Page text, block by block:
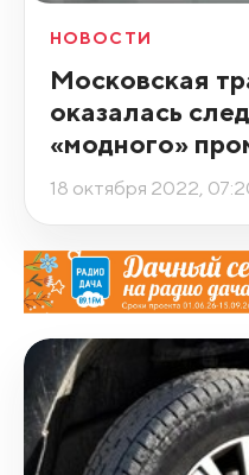
НОВОСТИ
Московская
оказалась
«модного»
18 октября 2022,